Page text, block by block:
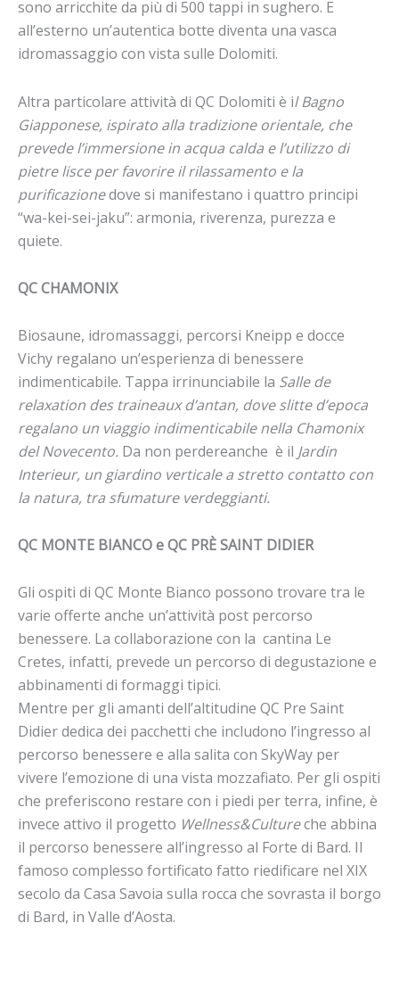
sono arricchite da più di 500 tappi in sughero. E
all’esterno un’autentica botte diventa una vasca
idromassaggio con vista sulle Dolomiti.
Altra particolare attività di QC Dolomiti è il Bagno
Giapponese, ispirato alla tradizione orientale, che
prevede l’immersione in acqua calda e l’utilizzo di
pietre lisce per favorire il rilassamento e la
purificazionedove si manifestano i quattro principi
“wa-kei-sei-jaku”: armonia, riverenza, purezza e
quiete.
QC CHAMONIX
Biosaune, idromassaggi, percorsi Kneipp e docce
Vichy regalano un’esperienza di benessere
indimenticabile. Tappa irrinunciabile la Salle de
relaxation des traineaux d’antan, dove slitte d’epoca
regalano un viaggio indimenticabile nella Chamonix
del Novecento. Da non perdereanche è il Jardin
Interieur, un giardino verticale a stretto contatto con
la natura, tra sfumature verdeggianti.
QC MONTE BIANCO e QC PRÈ SAINT DIDIER
Gli ospiti di QC Monte Bianco possono trovare tra le
varie offerte anche un’attività post percorso
benessere. La collaborazione con la cantina Le
Cretes, infatti, prevede un percorso di degustazione e
abbinamenti di formaggi tipici.
Mentre per gli amanti dell’altitudine QC Pre Saint
Didier dedica dei pacchetti che includono l’ingresso al
percorso benessere e alla salita con SkyWay per
vivere l’emozione di una vista mozzafiato. Per gli ospiti
che preferiscono restare con i piedi per terra, infine, è
invece attivo il progetto Wellness&Cultureche abbina
il percorso benessere all’ingresso al Forte di Bard. Il
famoso complesso fortificato fatto riedificare nel XIX
secolo da Casa Savoia sulla rocca che sovrasta il borgo
di Bard, in Valle d’Aosta.